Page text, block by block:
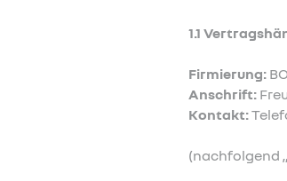
1.1
Firmierung:
Anschrift:
Kontakt:
(nachfolgend